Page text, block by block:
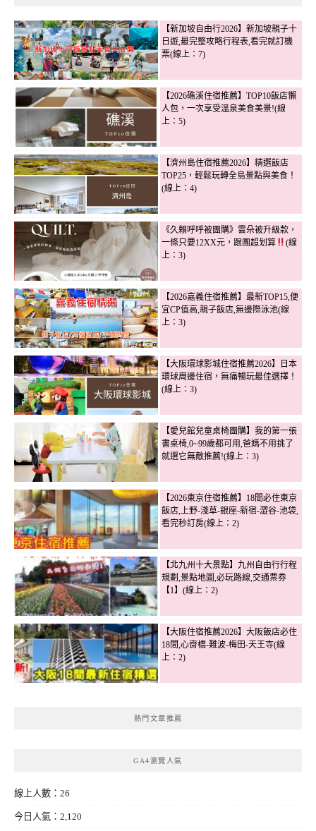
【新加坡自由行2026】新加坡親子十
日遊,最完整攻略行程表,看完就訂機
票(線上：7)
【2026礁溪住宿推薦】TOP10飯店懶
人包，一次享受溫泉美食美景!(線
上：5)
【濟州島住宿推薦2026】精選飯店
TOP25，輕鬆玩轉全島景點與美食！
(線上：4)
《久賴呼呼被團購》雲朵被升級款，
一條只要12XX元，跟團超划算
(線
上：3)
【2026嘉義住宿推薦】最新TOP15,便
宜CP值高,親子飯店,無邊際泳池(線
上：3)
【大阪環球影城住宿推薦2026】日本
環球周邊住宿，無痛暢玩最佳選擇！
(線上：3)
【愛兒館兒童桌椅團購】我的第一張
書桌椅,0~99歲都可用,爸媽不用挑了
就選它無敵推薦!(線上：3)
【2026東京住宿推薦】18間必住東京
飯店,上野-淺草-銀座-新宿-澀谷-池袋,
看完秒訂房(線上：2)
【北九州十大景點】九州自由行行程
規劃,景點地圖,必玩路線,交通票券
【1】(線上：2)
【大阪住宿推薦2026】大阪飯店必住
18間,心齋橋-難波-梅田-天王寺(線
上：2)
熱門文章推薦
GA4瀏覽人氣
線上人數：26
今日人氣：2,120